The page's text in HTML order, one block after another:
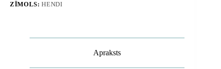
ZĪMOLS:HENDI
Apraksts